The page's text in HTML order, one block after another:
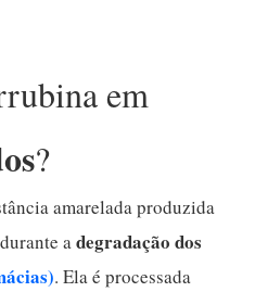
em
?
amarelada produzida
adegradação dos
. Ela é processada